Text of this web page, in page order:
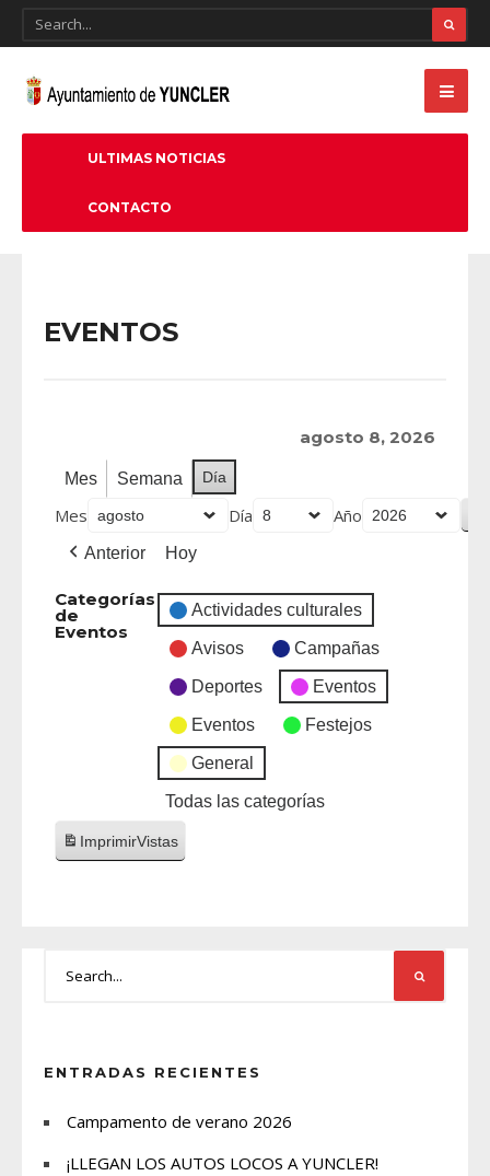
ULTIMAS NOTICIAS
CONTACTO
EVENTOS
agosto 8, 2026
Mes Semana Día
Mes Día Año
Anterior Hoy
Categorías
de
Eventos
Actividades culturales
Avisos Campañas
Deportes Eventos
Eventos Festejos
General
Todas las categorías
ImprimirVistas
ENTRADAS RECIENTES
Campamento de verano 2026
¡LLEGAN LOS AUTOS LOCOS A YUNCLER!